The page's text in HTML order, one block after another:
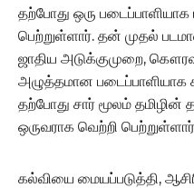
தற்போது ஒரு படைப்பாளியாக
பெற்றுள்ளார். தன் முதல்
ஜாதிய அடுக்குமுறை,
அழுத்தமான
தற்போது சார் மூலம் தமிழின்
ஒருவராக வெற்றி
கல்வியை மையப்படுத்தி,